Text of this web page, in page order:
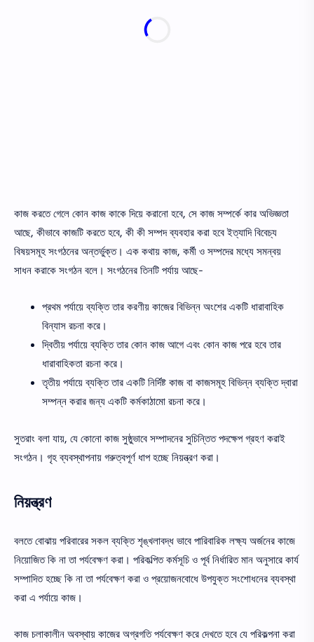
কাজ করতে গেলে কোন কাজ কাকে দিয়ে করানাে হবে, সে কাজ সম্পর্কে কার অভিজ্ঞতা
আছে, কীভাবে কাজটি করতে হবে, কী কী সম্পদ ব্যবহার করা হবে ইত্যাদি বিবেচ্য
বিষয়সমূহ সংগঠনের অন্তর্ভুক্ত। এক কথায় কাজ, কর্মী ও সম্পদের মধ্যে সমন্বয়
সাধন করাকে সংগঠন বলে। সংগঠনের তিনটি পর্যায় আছে-
প্রথম পর্যায়ে ব্যক্তি তার করণীয় কাজের বিভিন্ন অংশের একটি ধারাবাহিক
বিন্যাস রচনা করে।
দ্বিতীয় পর্যায়ে ব্যক্তি তার কোন কাজ আগে এবং কোন কাজ পরে হবে তার
ধারাবাহিকতা রচনা করে।
তৃতীয় পর্যায়ে ব্যক্তি তার একটি নির্দিষ্ট কাজ বা কাজসমূহ বিভিন্ন ব্যক্তি দ্বারা
সম্পন্ন করার জন্য একটি কর্মকাঠামাে রচনা করে।
সুতরাং বলা যায়, যে কোনাে কাজ সুষ্ঠুভাবে সম্পাদনের সুচিন্তিত পদক্ষেপ গ্রহণ করাই
সংগঠন। গৃহ ব্যবস্থাপনায় গরুত্বপূর্ণ ধাপ হচ্ছে নিয়ন্ত্রণ করা।
নিয়ন্ত্রণ
বলতে বােঝায় পরিবারের সকল ব্যক্তি শৃঙ্খলাবদ্ধ ভাবে পারিবারিক লক্ষ্য অর্জনের কাজে
নিয়োজিত কি না তা পর্যবেক্ষণ করা। পরিকল্পিত কর্মসূচি ও পূর্ব নির্ধারিত মান অনুসারে কার্য
সম্পাদিত হচ্ছে কি না তা পর্যবেক্ষণ করা ও প্রয়োজনবোধে উপযুক্ত সংশোধনের ব্যবস্থা
করা এ পর্যায়ে কাজ।
কাজ চলাকালীন অবস্থায় কাজের অগ্রগতি পর্যবেক্ষণ করে দেখতে হবে যে পরিকল্পনা করা